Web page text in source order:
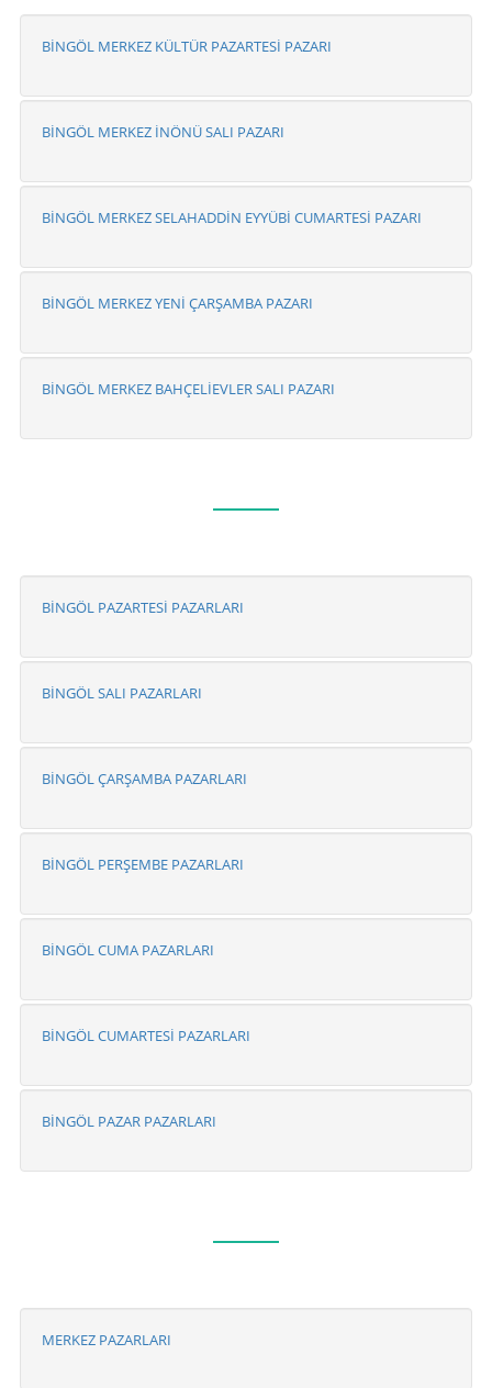
BİNGÖL MERKEZ KÜLTÜR PAZARTESİ PAZARI
BİNGÖL MERKEZ İNÖNÜ SALI PAZARI
BİNGÖL MERKEZ SELAHADDİN EYYÜBİ CUMARTESİ PAZARI
BİNGÖL MERKEZ YENİ ÇARŞAMBA PAZARI
BİNGÖL MERKEZ BAHÇELİEVLER SALI PAZARI
BİNGÖL PAZARTESİ PAZARLARI
BİNGÖL SALI PAZARLARI
BİNGÖL ÇARŞAMBA PAZARLARI
BİNGÖL PERŞEMBE PAZARLARI
BİNGÖL CUMA PAZARLARI
BİNGÖL CUMARTESİ PAZARLARI
BİNGÖL PAZAR PAZARLARI
MERKEZ PAZARLARI